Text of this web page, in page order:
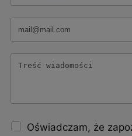
Oświadczam, że